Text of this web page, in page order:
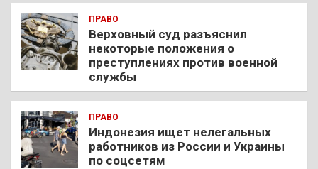
ПРАВО
Верховный суд разъяснил
некоторые положения о
преступлениях против военной
службы
ПРАВО
Индонезия ищет нелегальных
работников из России и Украины
по соцсетям